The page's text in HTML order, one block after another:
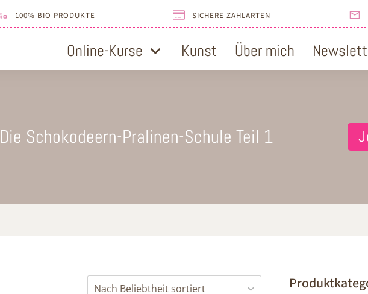
100% BIO PRODUKTE SICHERE ZAHLARTEN
Online-Kurse Kunst Über mich
Die Schokodeern-Pralinen-Schule Teil 1